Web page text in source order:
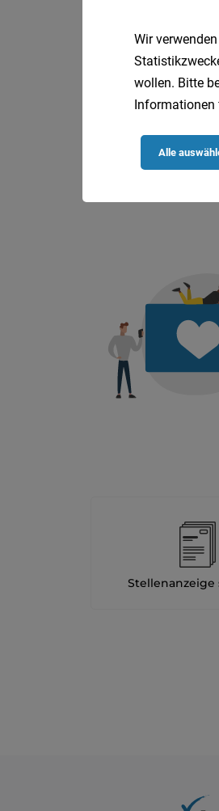
Stellenanzeige
Wir
wollen. Bitte
Informationen
Alle